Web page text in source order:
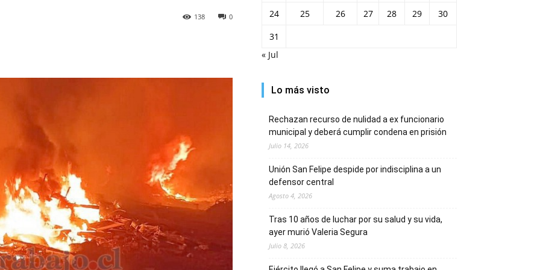
0
138 24 25 26 27 28 29
30
31
« Jul
Lo más visto
Rechazan recurso de nulidad a ex funcionario
municipal y deberá cumplir condena en prisión
Julio 14, 2026
Unión San Felipe despide por indisciplina a un
defensor central
Agosto 4, 2026
Tras 10 años de luchar por su salud y su vida,
ayer murió Valeria Segura
Julio 8, 2026